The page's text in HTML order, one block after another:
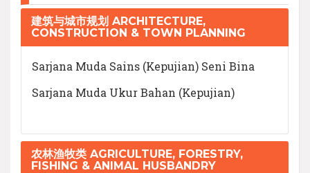
建筑与城市规划 ARCHITECTURE,
CONSTRUCTION & TOWN PLANNING
Sarjana Muda Sains (Kepujian) Seni Bina
Sarjana Muda Ukur Bahan (Kepujian)
农林渔牧类 AGRICULTURE, FORESTRY,
FISHING & ANIMAL HUSBANDRY